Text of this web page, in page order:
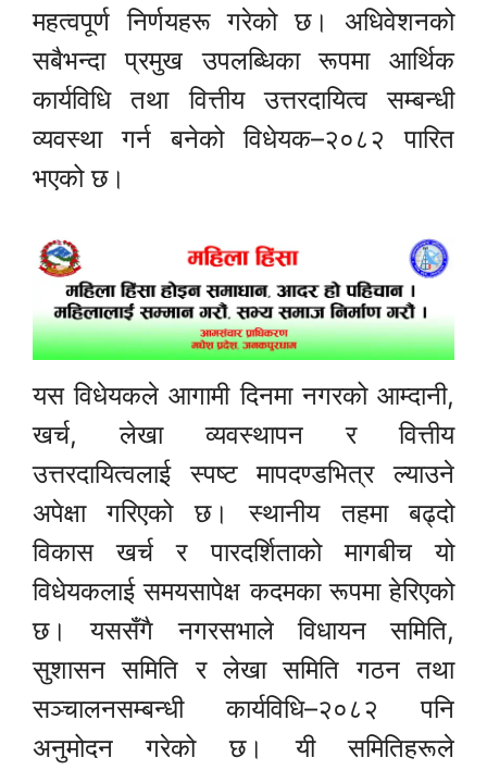
महत्वपूर्ण निर्णयहरू गरेको छ। अधिवेशनको
सबैभन्दा प्रमुख उपलब्धिका रूपमा आर्थिक
कार्यविधि तथा वित्तीय उत्तरदायित्व सम्बन्धी
व्यवस्था गर्न बनेको विधेयक–२०८२ पारित
भएको छ।
यस विधेयकले आगामी दिनमा नगरको आम्दानी,
खर्च, लेखा व्यवस्थापन र वित्तीय
उत्तरदायित्वलाई स्पष्ट मापदण्डभित्र ल्याउने
अपेक्षा गरिएको छ। स्थानीय तहमा बढ्दो
विकास खर्च र पारदर्शिताको मागबीच यो
विधेयकलाई समयसापेक्ष कदमका रूपमा हेरिएको
छ। यससँगै नगरसभाले विधायन समिति,
सुशासन समिति र लेखा समिति गठन तथा
सञ्चालनसम्बन्धी कार्यविधि–२०८२ पनि
अनुमोदन गरेको छ। यी समितिहरूले